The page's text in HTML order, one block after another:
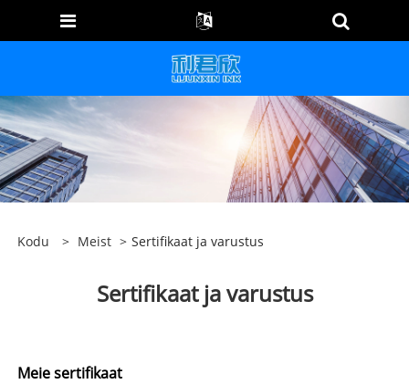
Kodu > Meist > Sertifikaat ja varustus
Sertifikaat ja varustus
Meie sertifikaat